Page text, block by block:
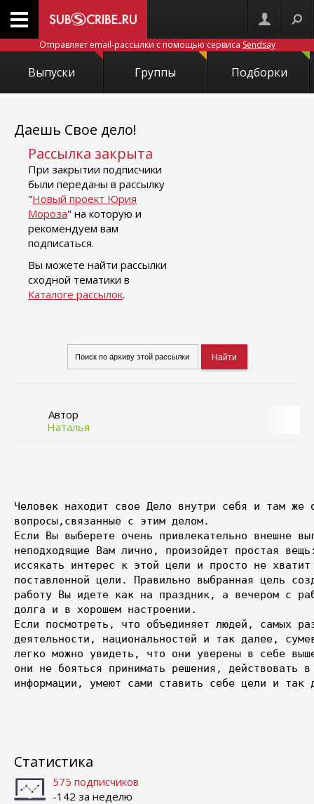
Отправляет email-рассылки с помощью сервиса Sendsay
Выпуски Группы Подборки
Даешь Свое дело!
Рассылка закрыта
При закрытии подписчики
были переданы в рассылку
"Новый проект Юрия
Мороза" на которую и
рекомендуем вам
подписаться.
Вы можете найти рассылки
сходной тематики в
Каталоге рассылок.
Автор
Наталья
Человек находит свое Дело внутри себя и там
вопросы,связанные с этим делом.
Если Вы выберете очень привлекательно внешне
неподходящие Вам лично, произойдет простая
иссякать интерес к этой цели и просто не
поставленной цели. Правильно выбранная цель
работу Вы идете как на праздник, а вечером с
долга и в хорошем настроении.
Если посмотреть, что объединяет людей, самых
деятельности, национальностей и так далее,
легко можно увидеть, что они уверены в себе
они не бояться принимать решения, действовать
информации, умеют сами ставить себе цели и
Статистика
575 подписчиков
-142 за неделю